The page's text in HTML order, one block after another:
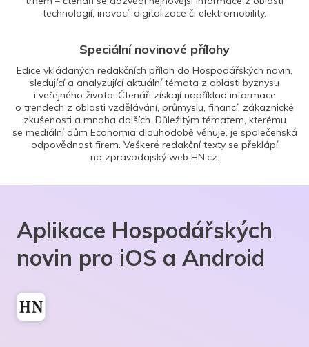
technologií, inovací, digitalizace či elektromobility.
Speciální novinové přílohy
Edice vkládaných redakčních příloh do Hospodářských novin,
sledující a analyzující aktuální témata z oblasti byznysu
i veřejného života. Čtenáři získají například informace
o trendech z oblasti vzdělávání, průmyslu, financí, zákaznické
zkušenosti a mnoha dalších. Důležitým tématem, kterému
se mediální dům Economia dlouhodobě věnuje, je společenská
odpovědnost firem. Veškeré redakční texty se překlápí
na zpravodajský web HN.cz.
Aplikace Hospodářských
novin pro iOS a Android